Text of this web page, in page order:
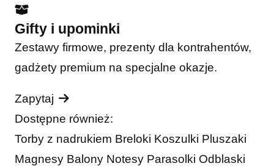
Gifty i upominki
Zestawy firmowe, prezenty dla kontrahentów,
gadżety premium na specjalne okazje.
Zapytaj
Dostępne również:
Torby z nadrukiem Breloki Koszulki Pluszaki
Magnesy Balony Notesy Parasolki Odblaski